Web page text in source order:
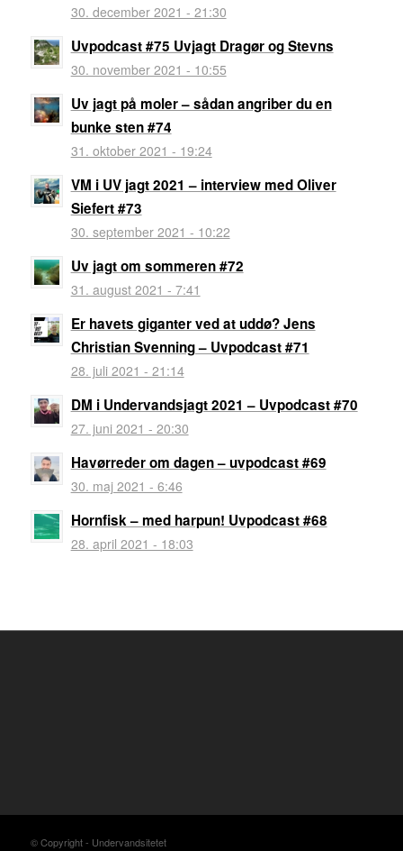
30. december 2021 - 21:30
Uvpodcast #75 Uvjagt Dragør og Stevns
30. november 2021 - 10:55
Uv jagt på moler – sådan angriber du en
bunke sten #74
31. oktober 2021 - 19:24
VM i UV jagt 2021 – interview med Oliver
Siefert #73
30. september 2021 - 10:22
Uv jagt om sommeren #72
31. august 2021 - 7:41
Er havets giganter ved at uddø? Jens
Christian Svenning – Uvpodcast #71
28. juli 2021 - 21:14
DM i Undervandsjagt 2021 – Uvpodcast #70
27. juni 2021 - 20:30
Havørreder om dagen – uvpodcast #69
30. maj 2021 - 6:46
Hornfisk – med harpun! Uvpodcast #68
28. april 2021 - 18:03
© Copyright - Undervandsitetet